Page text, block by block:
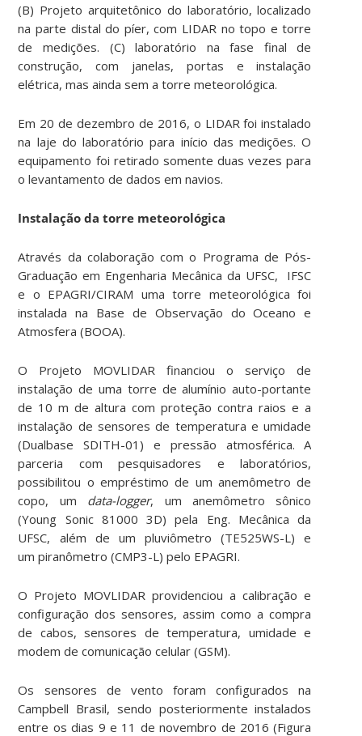
(B) Projeto arquitetônico do laboratório, localizado
na parte distal do píer, com LIDAR no topo e torre
de medições. (C) laboratório na fase final de
construção, com janelas, portas e instalação
elétrica, mas ainda sem a torre meteorológica.
Em 20 de dezembro de 2016, o LIDAR foi instalado
na laje do laboratório para início das medições. O
equipamento foi retirado somente duas vezes para
o levantamento de dados em navios.
Instalação da torre meteorológica
Através da colaboração com o Programa de Pós-
Graduação em Engenharia Mecânica da UFSC, IFSC
e o EPAGRI/CIRAM uma torre meteorológica foi
instalada na Base de Observação do Oceano e
Atmosfera (BOOA).
O Projeto MOVLIDAR financiou o serviço de
instalação de uma torre de alumínio auto-portante
de 10 m de altura com proteção contra raios e a
instalação de sensores de temperatura e umidade
(Dualbase SDITH-01) e pressão atmosférica. A
parceria com pesquisadores e laboratórios,
possibilitou o empréstimo de um anemômetro de
copo, um data-logger, um anemômetro sônico
(Young Sonic 81000 3D) pela Eng. Mecânica da
UFSC, além de um pluviômetro (TE525WS-L) e
um piranômetro (CMP3-L) pelo EPAGRI.
O Projeto MOVLIDAR providenciou a calibração e
configuração dos sensores, assim como a compra
de cabos, sensores de temperatura, umidade e
modem de comunicação celular (GSM).
Os sensores de vento foram configurados na
Campbell Brasil, sendo posteriormente instalados
entre os dias 9 e 11 de novembro de 2016 (Figura